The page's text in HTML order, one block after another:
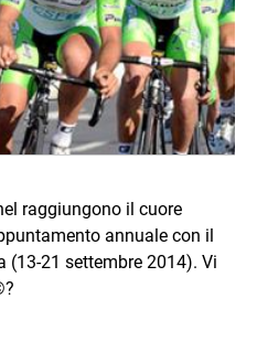
raggiungono il cuore
annuale con il
(13-21 settembre 2014). Vi